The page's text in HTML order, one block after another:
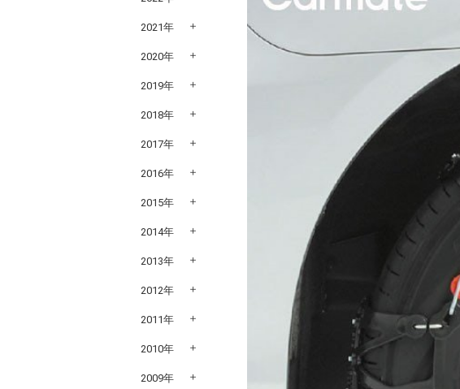
2021年
2020年
2019年
2018年
2017年
2016年
2015年
2014年
2013年
2012年
2011年
2010年
2009年